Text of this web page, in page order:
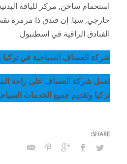
استحمام ساخن, مركز للياقة
خارجي, سبا. إن فندق ذا مرمرة
الفنادق الراقية في اسطنبول.
شركة العساف السياحية في تركيا
تعمل شركة العساف على راحة
تركيا وتقديم جميع الخدمات